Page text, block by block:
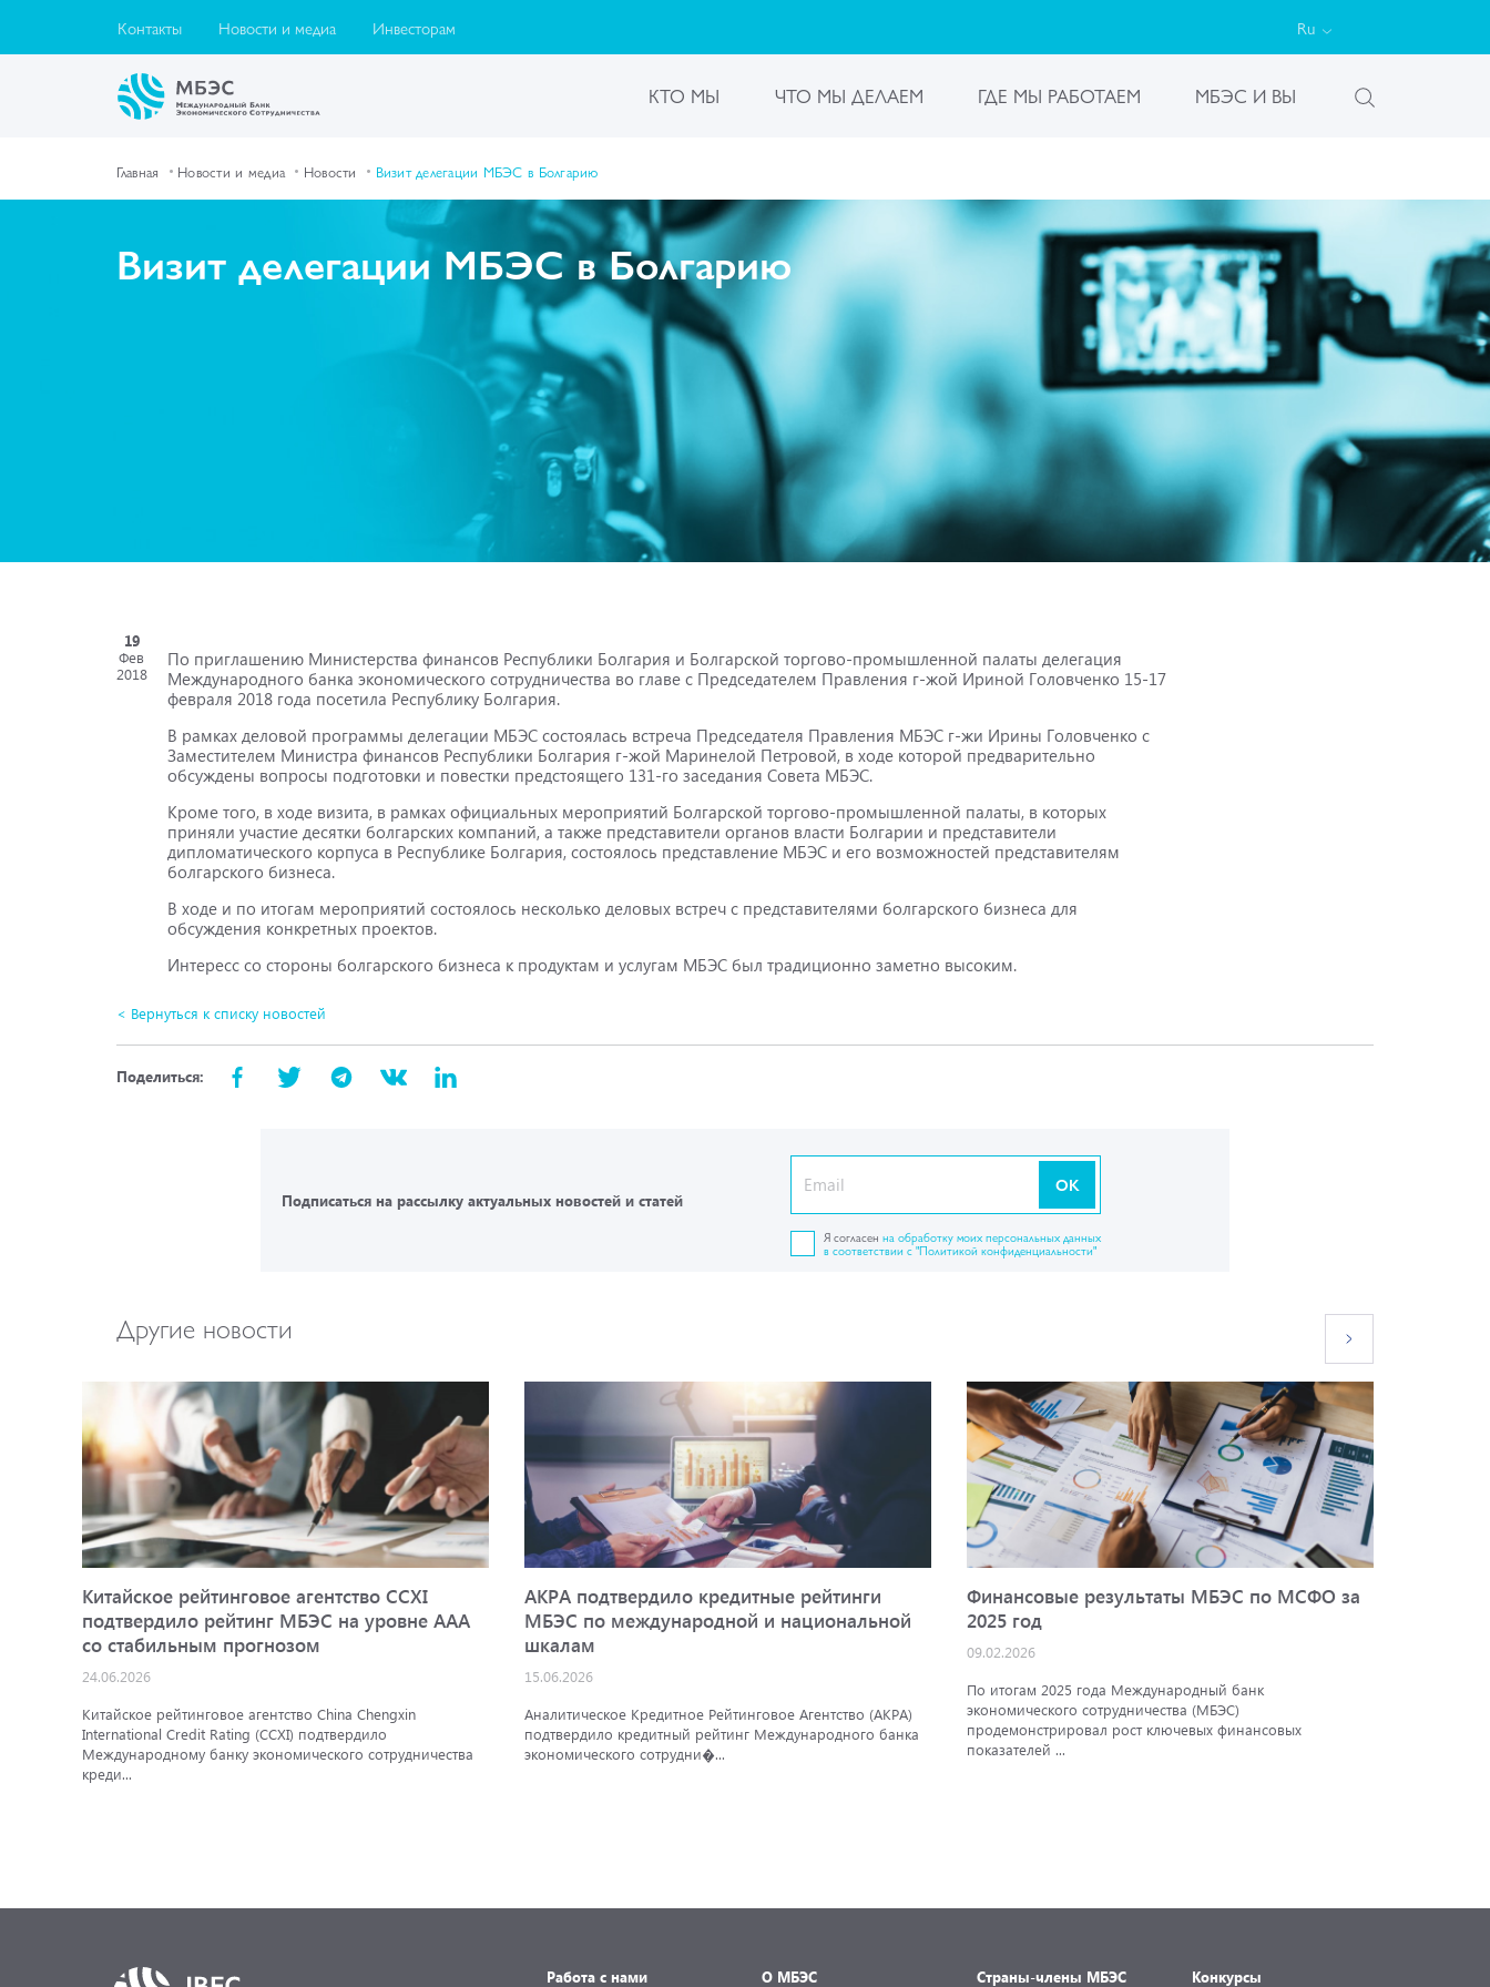
Контакты Новости и медиа Инвесторам Ru
КТО МЫ ЧТО МЫ ДЕЛАЕМ ГДЕ МЫ РАБОТАЕМ МБЭС И ВЫ
Главная Новости и медиа Новости Визит делегации МБЭС в Болгарию
Визит делегации МБЭС в Болгарию
19
Фев
2018
По приглашению Министерства финансов Республики Болгария и Болгарской торгово-промышленной палаты делегация
Международного банка экономического сотрудничества во главе с Председателем Правления г-жой Ириной Головченко 15-17
февраля 2018 года посетила Республику Болгария.
В рамках деловой программы делегации МБЭС состоялась встреча Председателя Правления МБЭС г-жи Ирины Головченко с
Заместителем Министра финансов Республики Болгария г-жой Маринелой Петровой, в ходе которой предварительно
обсуждены вопросы подготовки и повестки предстоящего 131-го заседания Совета МБЭС.
Кроме того, в ходе визита, в рамках официальных мероприятий Болгарской торгово-промышленной палаты, в которых
приняли участие десятки болгарских компаний, а также представители органов власти Болгарии и представители
дипломатического корпуса в Республике Болгария, состоялось представление МБЭС и его возможностей представителям
болгарского бизнеса.
В ходе и по итогам мероприятий состоялось несколько деловых встреч с представителями болгарского бизнеса для
обсуждения конкретных проектов.
Интересс со стороны болгарского бизнеса к продуктам и услугам МБЭС был традиционно заметно высоким.
< Вернуться к списку новостей
Поделиться:
Подписаться на рассылку актуальных новостей и статей
OK
Я согласен на обработку моих персональных данных
в соответствии с "Политикой конфиденциальности"
Другие новости
Китайское рейтинговое агентство CCXI
подтвердило рейтинг МБЭС на уровне AAA
со стабильным прогнозом
24.06.2026
Китайское рейтинговое агентство China Chengxin
International Credit Rating (CCXI) подтвердило
Международному банку экономического сотрудничества
креди...
АКРА подтвердило кредитные рейтинги
МБЭС по международной и национальной
шкалам
15.06.2026
Аналитическое Кредитное Рейтинговое Агентство (АКРА)
подтвердило кредитный рейтинг Международного банка
экономического сотрудни�...
Финансовые результаты МБЭС по МСФО за
2025 год
09.02.2026
По итогам 2025 года Международный банк
экономического сотрудничества (МБЭС)
продемонстрировал рост ключевых финансовых
показателей ...
Работа с нами О МБЭС Страны-члены МБЭС Конкурсы